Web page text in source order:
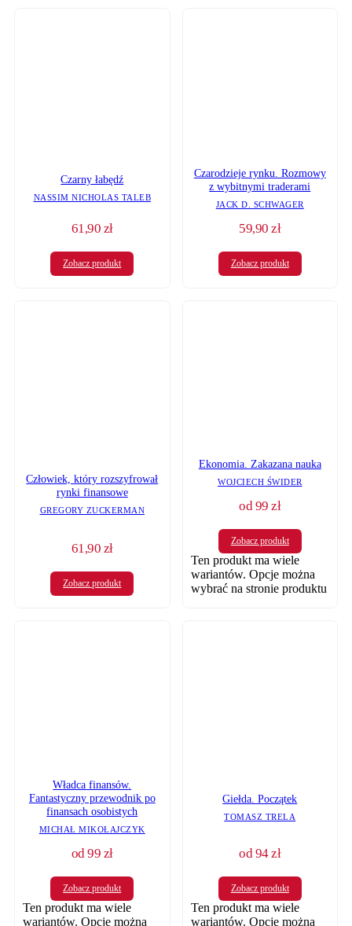
Czarny łabędź
NASSIM NICHOLAS TALEB
61,90 zł
Zobacz produkt
Czarodzieje rynku. Rozmowy
z wybitnymi traderami
JACK D. SCHWAGER
59,90zł
Zobacz produkt
Człowiek, który rozszyfrował
rynki finansowe
GREGORY ZUCKERMAN
61,90 zł
Zobacz produkt
Ekonomia. Zakazana nauka
WOJCIECH ŚWIDER
od99zł
Zobacz produkt
Ten produkt ma wiele
wariantów. Opcje można
wybrać na stronie produktu
Władca finansów.
Fantastyczny przewodnik po
finansach osobistych
MICHAŁ MIKOŁAJCZYK
od99 zł
Zobacz produkt
Ten produkt ma wiele
wariantów. Opcje można
Giełda. Początek
TOMASZ TRELA
od94zł
Zobacz produkt
Ten produkt ma wiele
wariantów. Opcje można